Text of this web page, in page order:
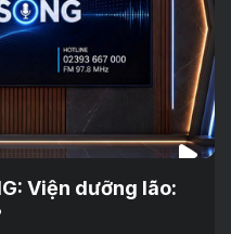
Viện dưỡng lão: